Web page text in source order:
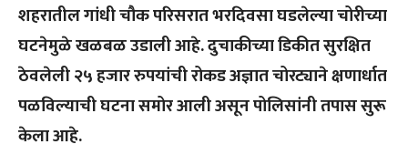
शहरातील गांधी चौक परिसरात भरदिवसा घडलेल्या चोरीच्या
घटनेमुळे खळबळ उडाली आहे. दुचाकीच्या डिकीत सुरक्षित
ठेवलेली २५ हजार रुपयांची रोकड अज्ञात चोरट्याने क्षणार्धात
पळविल्याची घटना समोर आली असून पोलिसांनी तपास सुरू
केला आहे.